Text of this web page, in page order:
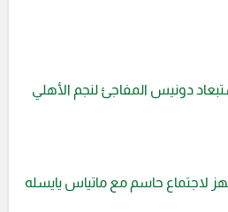
دونيس المفاجئ لنجم الأهلي
لاجتماع حاسم مع ماتياس يايسله